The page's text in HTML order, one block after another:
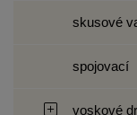
skusové
spojovací
voskové